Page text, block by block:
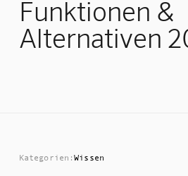
Funktionen &
Alternativen
Kategorien:Wissen